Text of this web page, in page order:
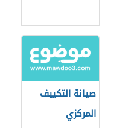
صيانة التكييف
المركزي